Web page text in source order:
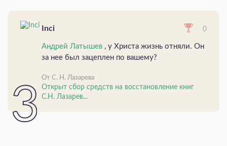
Inci 0
Андрей Латышев , у Христа жизнь отняли. Он
за нее был зацеплен по вашему?
От С. Н. Лазарева
Открыт сбор средств на восстановление книг
С.Н. Лазарев...